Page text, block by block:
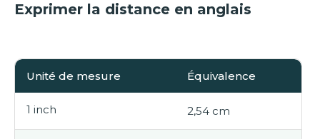
Exprimer la distance en anglais
Unité de mesure Équivalence
1 inch 2,54 cm